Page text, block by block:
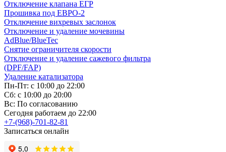
Отключение клапана ЕГР
Прошивка под ЕВРО-2
Отключение вихревых заслонок
Отключение и удаление мочевины
AdBlue/BlueTec
Снятие ограничителя скорости
Отключение и удаление сажевого фильтра
(DPF/FAP)
Удаление катализатора
Пн-Пт: с 10:00 до 22:00
Сб: с 10:00 до 20:00
Вс: По согласованию
Сегодня работаем до 22:00
+7-(968)-701-82-81
Записаться онлайн